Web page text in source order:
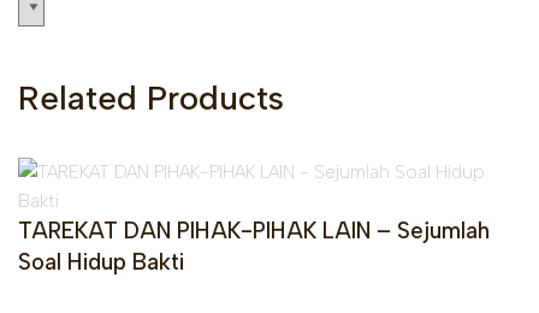
Related Products
TAREKAT DAN PIHAK-PIHAK LAIN – Sejumlah
Soal Hidup Bakti